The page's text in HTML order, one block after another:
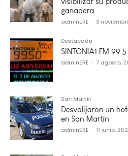
ganadera
adminERE - 3
Destacada
SINTONIA1 FM
adminERE - 7 agosto,
San Martín
Desvalijaron un
en San Martín
adminERE - 11 junio,